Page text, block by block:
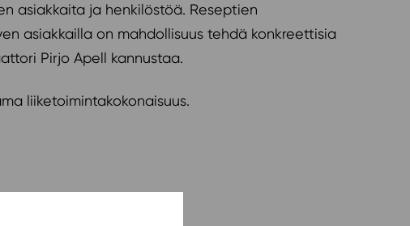
asiakkaita ja henkilöstöä. Reseptien
asiakkailla on mahdollisuus tehdä konkreettisia
Pirjo Apell kannustaa.
liiketoimintakokonaisuus.